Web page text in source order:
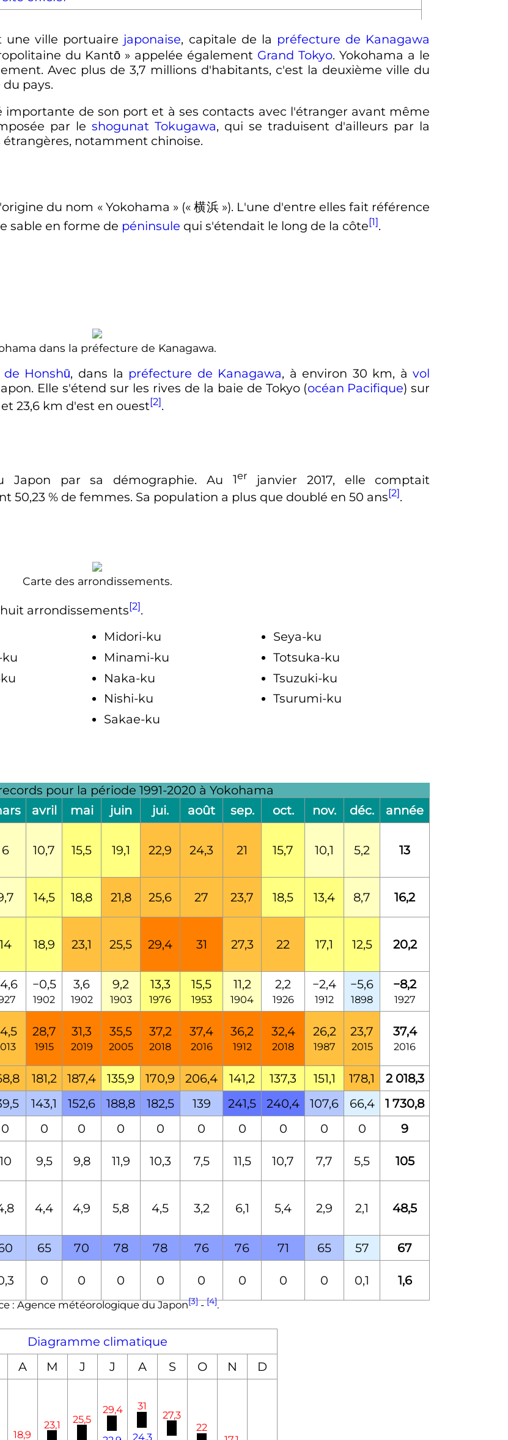
une ville portuaire japonaise, capitale de la préfecture de Kanagawa
du Kantō » appelée également Grand Tokyo. Yokohama a le
Avec plus de3,7 millions d'habitants, c'est la deuxième ville du
pays.
de son port et à ses contacts avec l'étranger avant même
par leshogunat Tokugawa, qui se traduisent d'ailleurs par la
notamment chinoise.
du nom « Yokohama » (« 横浜 »). L'une d'entre elles fait référence
sable en forme de péninsule qui s'étendait le long de la côte[1].
dans la préfecture de Kanagawa.
de Honshū, dans la préfecture de Kanagawa, à environ 30 km, àvol
Elle s'étend sur les rives de la baie de Tokyo (océan Pacifique) sur
23,6 km d'est en ouest[2].
Japon par sa démographie. Au 1er janvier 2017, elle comptait
50,23 % de femmes. Sa population a plus que doublé en 50 ans[2].
Carte des arrondissements.
arrondissements[2].
ku
Midori-ku
Minami-ku
Naka-ku
Nishi-ku
Sakae-ku
Seya-ku
Totsuka-ku
Tsuzuki-ku
Tsurumi-ku
pour la période 1991-2020 à Yokohama
avril mai juin jui. août sep. oct. nov. déc.
année
6 10,7 15,5 19,1 22,9 24,3 21 15,7 10,1 5,2 13
14,5 18,8 21,8 25,6 27 23,7 18,5 13,4 8,7 16,2
14 18,9 23,1 25,5 29,4 31 27,3 22 17,1 12,5 20,2
−0,5
1902
3,6
1902
9,2
1903
13,3
1976
15,5
1953
11,2
1904
2,2
1926
−2,4
1912
−5,6
1898
−8,2
1927
28,7
1915
31,3
2019
35,5
2005
37,2
2018
37,4
2016
36,2
1912
32,4
2018
26,2
1987
23,7
2015
37,4
2016
181,2 187,4 135,9 170,9 206,4 141,2 137,3 151,1 178,1
2 018,3
143,1 152,6 188,8 182,5 139 241,5 240,4 107,6 66,4 1 730,8
0 0 0 0 0 0 0 0 0 0
9
10 9,5 9,8 11,9 10,3 7,5 11,5 10,7 7,7 5,5 105
4,4 4,9 5,8 4,5 3,2 6,1 5,4 2,9 2,1 48,5
65 70 78 78 76 76 71 65 57
67
0 0 0 0 0 0 0 0 0,1 1,6
: Agence météorologique du Japon[3]-[4].
Diagramme climatique
A M J J A S O N D
18,9
23,1 25,5
29,4 31
24,3
27,3
22